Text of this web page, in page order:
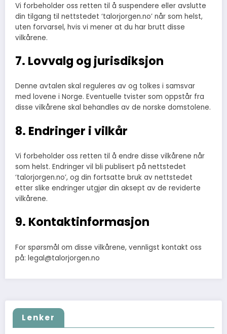
Vi forbeholder oss retten til å suspendere eller avslutte
din tilgang til nettstedet ‘talorjorgen.no’ når som helst,
uten forvarsel, hvis vi mener at du har brutt disse
vilkårene.
7. Lovvalg og jurisdiksjon
Denne avtalen skal reguleres av og tolkes i samsvar
med lovene i Norge. Eventuelle tvister som oppstår fra
disse vilkårene skal behandles av de norske domstolene.
8. Endringer i vilkår
Vi forbeholder oss retten til å endre disse vilkårene når
som helst. Endringer vil bli publisert på nettstedet
‘talorjorgen.no’, og din fortsatte bruk av nettstedet
etter slike endringer utgjør din aksept av de reviderte
vilkårene.
9. Kontaktinformasjon
For spørsmål om disse vilkårene, vennligst kontakt oss
på: legal@talorjorgen.no
Lenker